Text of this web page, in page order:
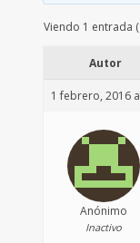
Viendo 1 entrada
Autor
1 febrero, 2016
Anónimo
Inactivo